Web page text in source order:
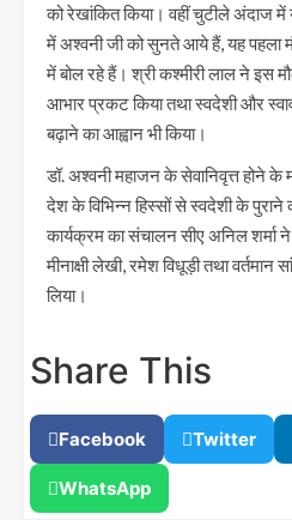
को रेखांकित किया। वहीं चुटीले अंदाज
में अश्वनी जी को सुनते आये हैं, यह पहला
में बोल रहे हैं। श्री कश्मीरी लाल ने इस
आभार प्रकट किया तथा स्वदेशी और
बढ़ाने का आह्वान भी किया।
डॉ. अश्वनी महाजन के सेवानिवृत्त होने
देश के विभिन्न हिस्सों से स्वदेशी के पुराने
कार्यक्रम का संचालन सीए अनिल शर्मा
मीनाक्षी लेखी, रमेश विधूड़ी तथा वर्तमान
लिया।
Share This
Facebook Twitter
WhatsApp